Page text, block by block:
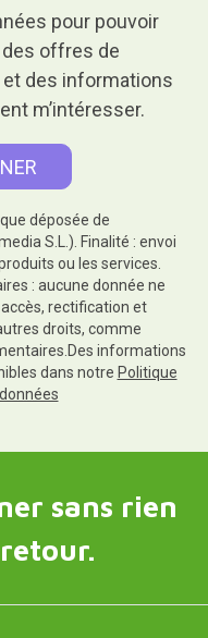
pour pouvoir
offres de
des informations
m’intéresser.
déposée de
S.L.). Finalité : envoi
ou les services.
: aucune donnée ne
rectification et
droits, comme
informations
dans notre Politique
sans rien